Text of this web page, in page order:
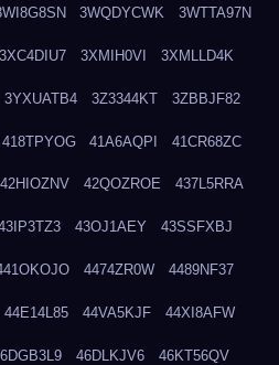
3WQDYCWK 3WTTA97N
3XC4DIU7 3XMIH0VI 3XMLLD4K
3YXUATB4 3Z3344KT 3ZBBJF82
418TPYOG 41A6AQPI 41CR68ZC
42HIOZNV 42QOZROE 437L5RRA
43OJ1AEY 43SSFXBJ
4474ZR0W 4489NF37
44E14L85 44VA5KJF 44XI8AFW
46DLKJV6 46KT56QV